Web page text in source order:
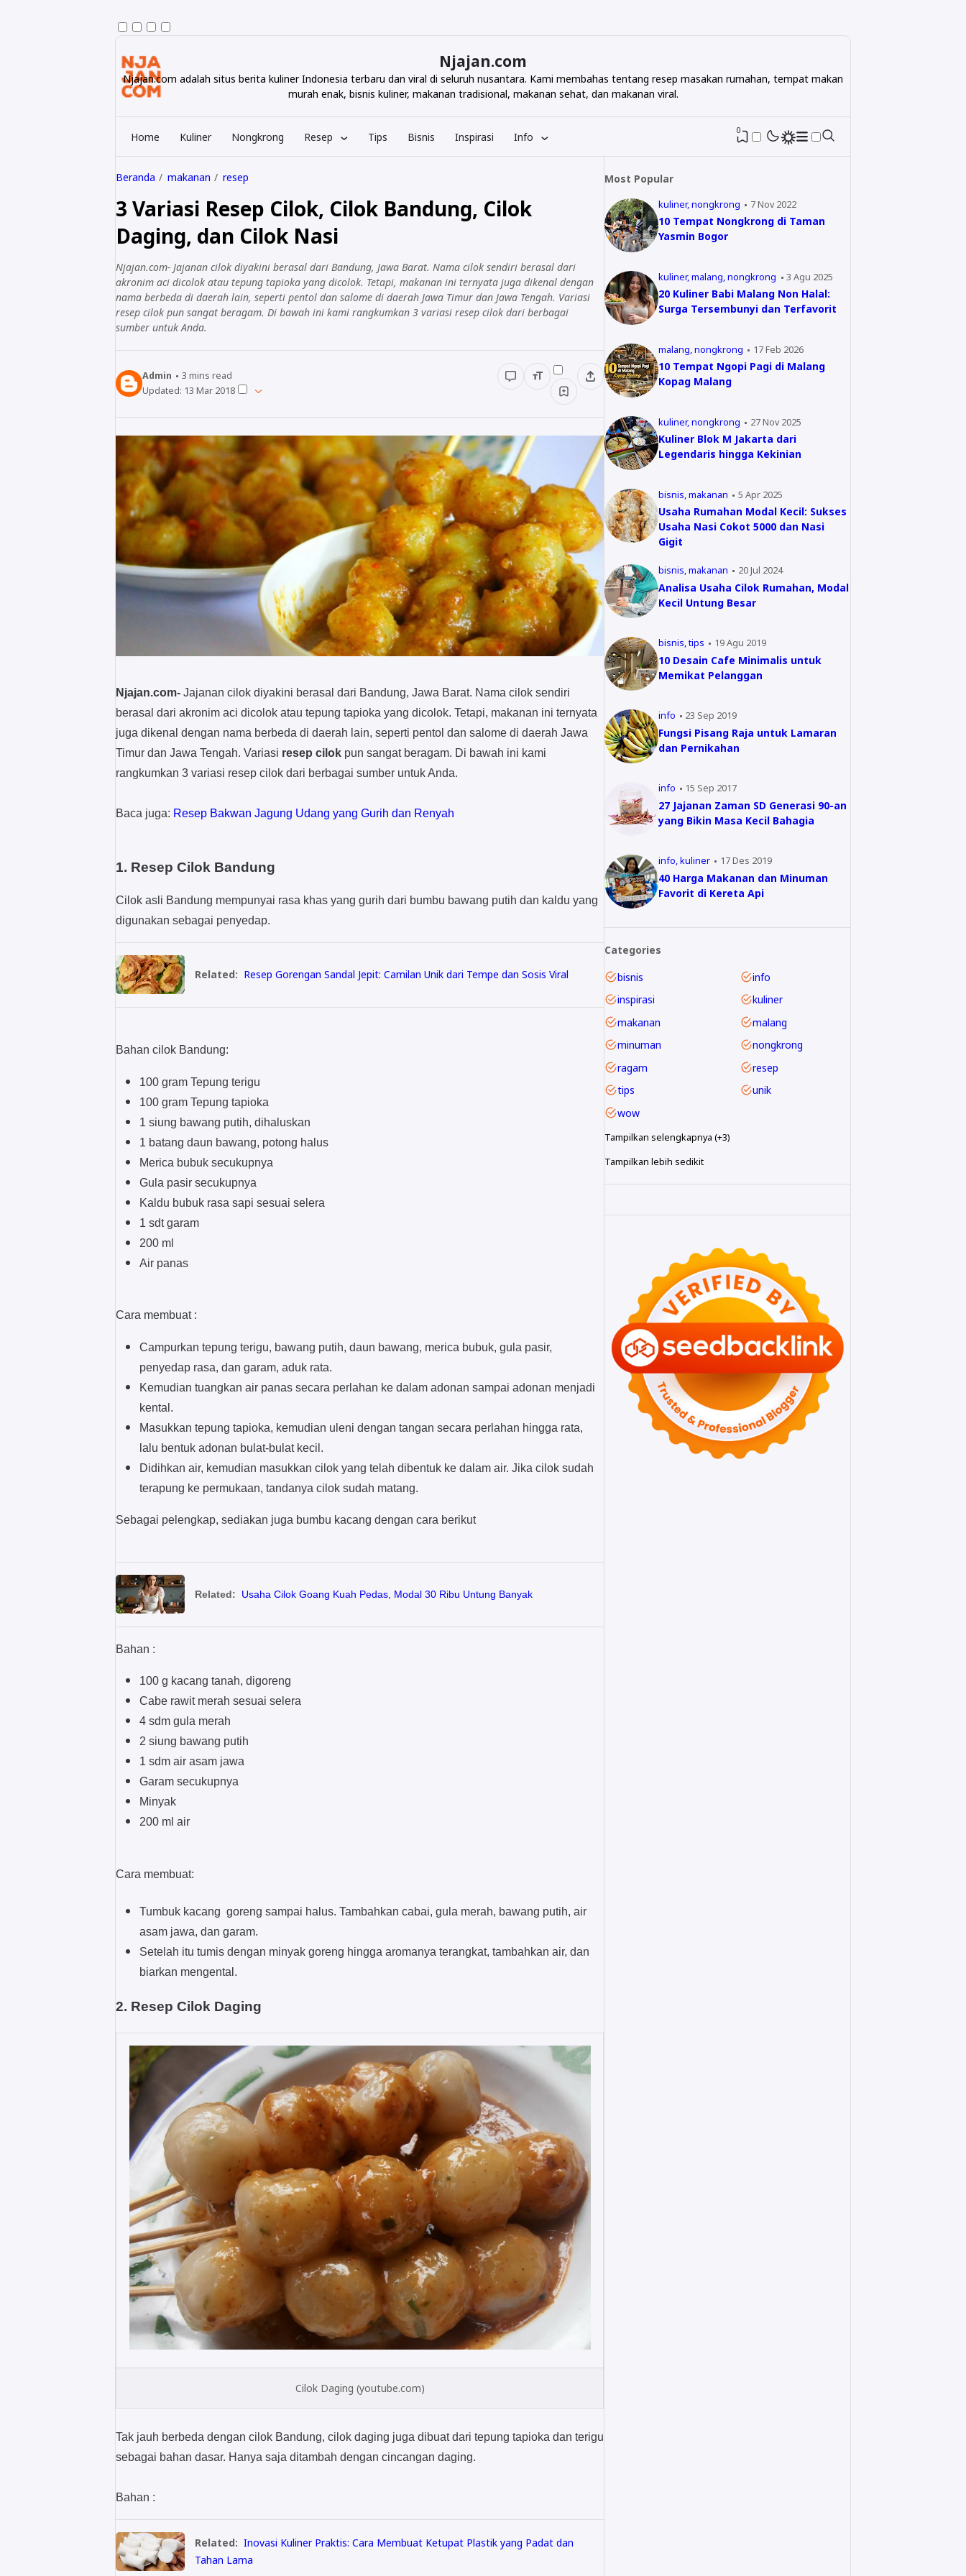
Njajan.com
Njajan.com adalah situs berita kuliner Indonesia terbaru dan viral di seluruh nusantara. Kami membahas tentang resep masakan rumahan, tempat makan
murah enak, bisnis kuliner, makanan tradisional, makanan sehat, dan makanan viral.
Home Kuliner Nongkrong Resep Tips Bisnis Inspirasi Info 0
Beranda makanan resep
3 Variasi Resep Cilok, Cilok Bandung, Cilok
Daging, dan Cilok Nasi
Njajan.com- Jajanan cilok diyakini berasal dari Bandung, Jawa Barat. Nama cilok sendiri berasal dari
akronim aci dicolok atau tepung tapioka yang dicolok. Tetapi, makanan ini ternyata juga dikenal dengan
nama berbeda di daerah lain, seperti pentol dan salome di daerah Jawa Timur dan Jawa Tengah. Variasi
resep cilok pun sangat beragam. Di bawah ini kami rangkumkan 3 variasi resep cilok dari berbagai
sumber untuk Anda.
Admin 3 mins read
Updated: 13 Mar 2018
Njajan.com- Jajanan cilok diyakini berasal dari Bandung, Jawa Barat. Nama cilok sendiri
berasal dari akronim aci dicolok atau tepung tapioka yang dicolok. Tetapi, makanan ini ternyata
juga dikenal dengan nama berbeda di daerah lain, seperti pentol dan salome di daerah Jawa
Timur dan Jawa Tengah. Variasi resep cilok pun sangat beragam. Di bawah ini kami
rangkumkan 3 variasi resep cilok dari berbagai sumber untuk Anda.
Baca juga: Resep Bakwan Jagung Udang yang Gurih dan Renyah
1. Resep Cilok Bandung
Cilok asli Bandung mempunyai rasa khas yang gurih dari bumbu bawang putih dan kaldu yang
digunakan sebagai penyedap.
Related: Resep Gorengan Sandal Jepit: Camilan Unik dari Tempe dan Sosis Viral
Bahan cilok Bandung:
100 gram Tepung terigu
100 gram Tepung tapioka
1 siung bawang putih, dihaluskan
1 batang daun bawang, potong halus
Merica bubuk secukupnya
Gula pasir secukupnya
Kaldu bubuk rasa sapi sesuai selera
1 sdt garam
200 ml
Air panas
Cara membuat :
Campurkan tepung terigu, bawang putih, daun bawang, merica bubuk, gula pasir,
penyedap rasa, dan garam, aduk rata.
Kemudian tuangkan air panas secara perlahan ke dalam adonan sampai adonan menjadi
kental.
Masukkan tepung tapioka, kemudian uleni dengan tangan secara perlahan hingga rata,
lalu bentuk adonan bulat-bulat kecil.
Didihkan air, kemudian masukkan cilok yang telah dibentuk ke dalam air. Jika cilok sudah
terapung ke permukaan, tandanya cilok sudah matang.
Sebagai pelengkap, sediakan juga bumbu kacang dengan cara berikut
Related: Usaha Cilok Goang Kuah Pedas, Modal 30 Ribu Untung Banyak
Bahan :
100 g kacang tanah, digoreng
Cabe rawit merah sesuai selera
4 sdm gula merah
2 siung bawang putih
1 sdm air asam jawa
Garam secukupnya
Minyak
200 ml air
Cara membuat:
Tumbuk kacang goreng sampai halus. Tambahkan cabai, gula merah, bawang putih, air
asam jawa, dan garam.
Setelah itu tumis dengan minyak goreng hingga aromanya terangkat, tambahkan air, dan
biarkan mengental.
2. Resep Cilok Daging
Cilok Daging (youtube.com)
Tak jauh berbeda dengan cilok Bandung, cilok daging juga dibuat dari tepung tapioka dan terigu
sebagai bahan dasar. Hanya saja ditambah dengan cincangan daging.
Bahan :
Related: Inovasi Kuliner Praktis: Cara Membuat Ketupat Plastik yang Padat dan
Tahan Lama
Most Popular
kuliner nongkrong 7 Nov 2022
10 Tempat Nongkrong di Taman
Yasmin Bogor
kuliner malang nongkrong 3 Agu 2025
20 Kuliner Babi Malang Non Halal:
Surga Tersembunyi dan Terfavorit
malang nongkrong 17 Feb 2026
10 Tempat Ngopi Pagi di Malang
Kopag Malang
kuliner nongkrong 27 Nov 2025
Kuliner Blok M Jakarta dari
Legendaris hingga Kekinian
bisnis makanan 5 Apr 2025
Usaha Rumahan Modal Kecil: Sukses
Usaha Nasi Cokot 5000 dan Nasi
Gigit
bisnis makanan 20 Jul 2024
Analisa Usaha Cilok Rumahan, Modal
Kecil Untung Besar
bisnis tips 19 Agu 2019
10 Desain Cafe Minimalis untuk
Memikat Pelanggan
info 23 Sep 2019
Fungsi Pisang Raja untuk Lamaran
dan Pernikahan
info 15 Sep 2017
27 Jajanan Zaman SD Generasi 90-an
yang Bikin Masa Kecil Bahagia
info kuliner 17 Des 2019
40 Harga Makanan dan Minuman
Favorit di Kereta Api
Categories
bisnis
info
inspirasi
kuliner
makanan
malang
minuman
nongkrong
ragam
resep
tips
unik
wow
Tampilkan selengkapnya (+3)
Tampilkan lebih sedikit